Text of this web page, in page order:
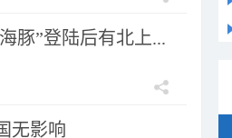
豚”登陆后有北上...
无影响